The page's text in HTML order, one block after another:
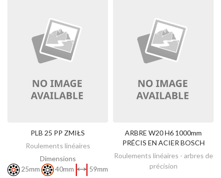
DÉCOUVREZ
PLB 25 PP ZMIŁS
Roulements linéaires
Dimensions
25mm
40mm 59mm
DÉCOUVREZ
ARBRE W20 H6 1000mm
PRÉCIS EN ACIER BOSCH
Roulements linéaires - arbres de
précision